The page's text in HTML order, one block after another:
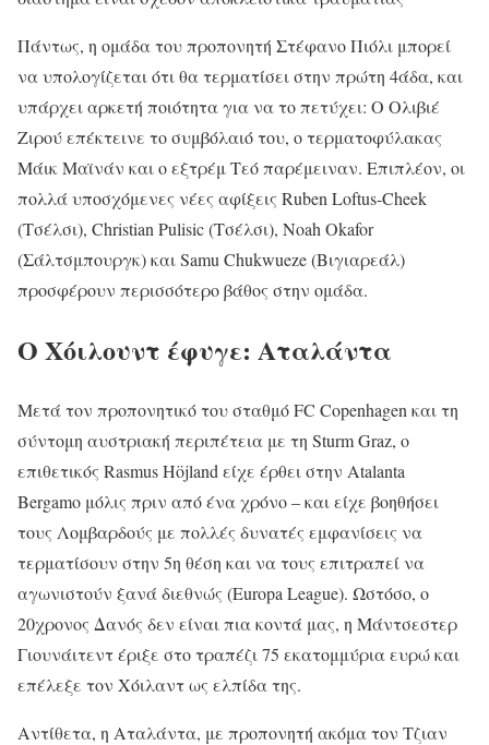
Πάντως, η ομάδα του προπονητή Στέφανο Πιόλι μπορεί
να υπολογίζεται ότι θα τερματίσει στην πρώτη 4άδα, και
υπάρχει αρκετή ποιότητα για να το πετύχει: Ο Ολιβιέ
Ζιρού επέκτεινε το συμβόλαιό του, ο τερματοφύλακας
Μάικ Μαϊνάν και ο εξτρέμ Τεό παρέμειναν. Επιπλέον, οι
πολλά υποσχόμενες νέες αφίξεις Ruben Loftus-Cheek
(Τσέλσι), Christian Pulisic (Τσέλσι), Noah Okafor
(Σάλτσμπουργκ) και Samu Chukwueze (Βιγιαρεάλ)
προσφέρουν περισσότερο βάθος στην ομάδα.
Ο Χόιλουντ έφυγε: Αταλάντα
Μετά τον προπονητικό του σταθμό FC Copenhagen και τη
σύντομη αυστριακή περιπέτεια με τη Sturm Graz, ο
επιθετικός Rasmus Höjland είχε έρθει στην Atalanta
Bergamo μόλις πριν από ένα χρόνο – και είχε βοηθήσει
τους Λομβαρδούς με πολλές δυνατές εμφανίσεις να
τερματίσουν στην 5η θέση και να τους επιτραπεί να
αγωνιστούν ξανά διεθνώς (Europa League). Ωστόσο, ο
20χρονος Δανός δεν είναι πια κοντά μας, η Μάντσεστερ
Γιουνάιτεντ έριξε στο τραπέζι 75 εκατομμύρια ευρώ και
επέλεξε τον Χόιλαντ ως ελπίδα της.
Αντίθετα, η Αταλάντα, με προπονητή ακόμα τον Τζιαν